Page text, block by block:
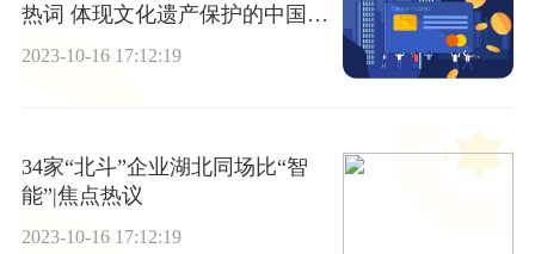
热词 体现文化遗产保护的中国智
慧和担当
2023-10-16 17:12:19
34家“北斗”企业湖北同场比“智
能”|焦点热议
2023-10-16 17:12:19